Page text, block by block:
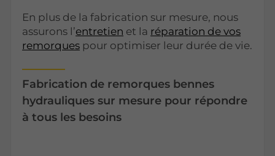
En plus de la fabrication sur mesure, nous
assurons l’entretien et la réparation de vos
remorques pour optimiser leur durée de vie.
Fabrication de remorques bennes
hydrauliques sur mesure pour répondre
à tous les besoins